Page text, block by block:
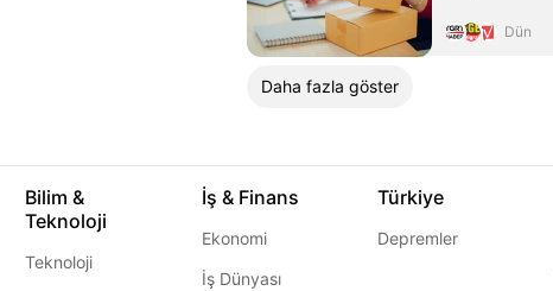
Dün
Daha fazla göster
Bilim &
Teknoloji
Teknoloji
İş & Finans
Ekonomi
İş Dünyası
Türkiye
Depremler